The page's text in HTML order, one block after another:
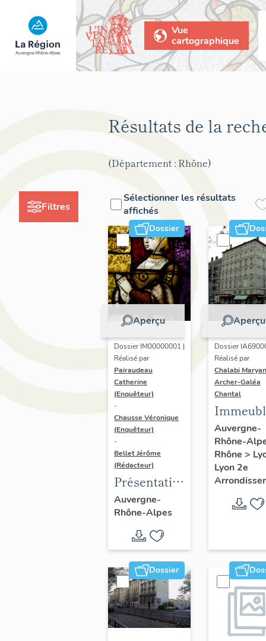
Vue
cartographique
Filtres
Résultats de la
(Département : Rhône)
Sélectionner les résultats
affichés
Dossier
Aperçu
Dossier IM00000001 |
Réalisé par
Pairaudeau
Catherine
(Enquêteur)
-
Chausse Véronique
(Enquêteur)
-
Bellet Jérôme
(Rédacteur)
Présentation
de
l'opération
d'inventaire
du vitrail
ancien de
Rhône-
Alpes
(corpus
vitrearum)
Auvergne-
Rhône-Alpes
Aperçu
Dossier
Réalisé par
Chalabi
Archer-Galéa
Chantal
Auvergne-
Rhône-
Rhône >
Lyon 2e
Dossier